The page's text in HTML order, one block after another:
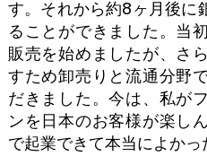
す。それから約8ヶ月後に
ることができました。当
販売を始めましたが、さ
すため卸売りと流通分野
だきました。今は、私が
ンを日本のお客様が楽し
で起業できて本当によかっ